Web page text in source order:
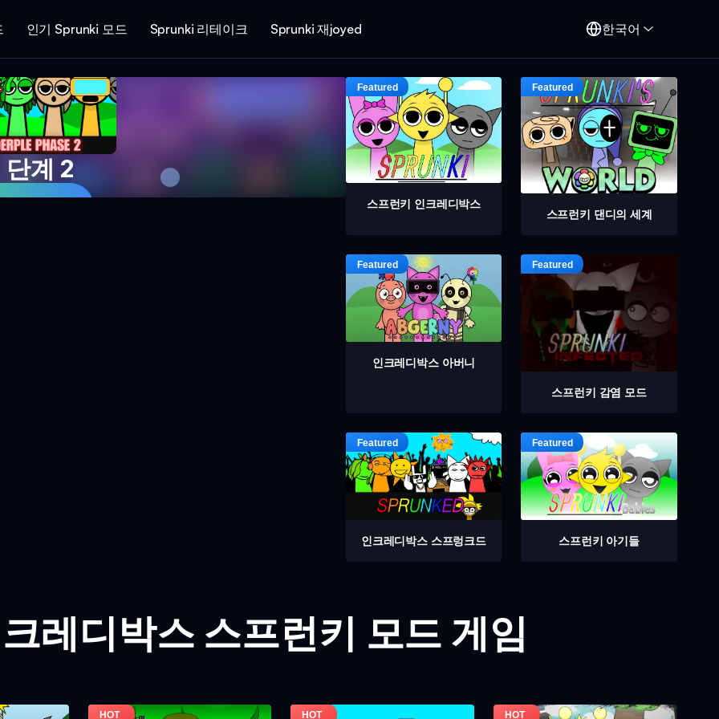
인기 Sprunki 모드 Sprunki 리테이크 Sprunki 재joyed 한국어
단계 2
스프런키 인크레디박스
스프런키 댄디의 세계
인크레디박스 아버니
스프런키 감염 모드
인크레디박스 스프렁크드 스프런키 아기들
레디박스 스프런키 모드 게임